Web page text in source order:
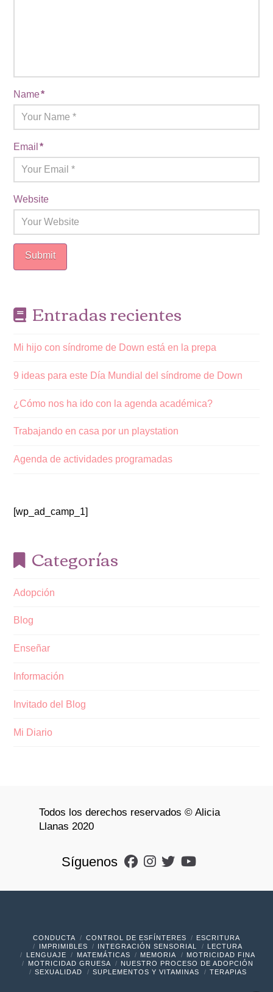
Name*
Email*
Website
Entradas recientes
Mi hijo con síndrome de Down está en la prepa
9 ideas para este Día Mundial del síndrome de Down
¿Cómo nos ha ido con la agenda académica?
Trabajando en casa por un playstation
Agenda de actividades programadas
[wp_ad_camp_1]
Categorías
Adopción
Blog
Enseñar
Información
Invitado del Blog
Mi Diario
Todos los derechos reservados © Alicia
Llanas 2020
Síguenos
CONDUCTA CONTROL DE ESFÍNTERES
ESCRITURA
IMPRIMIBLES
INTEGRACIÓN SENSORIAL
LECTURA
LENGUAJE
MATEMÁTICAS MEMORIA
MOTRICIDAD FINA
MOTRICIDAD GRUESA
NUESTRO PROCESO DE ADOPCIÓN
SEXUALIDAD
SUPLEMENTOS Y VITAMINAS TERAPIAS